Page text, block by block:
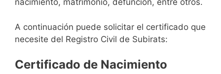
nacimiento, matrimonio, defunción, entre otros.
A continuación puede solicitar el certificado que
necesite del Registro Civil de Subirats:
Certificado de Nacimiento